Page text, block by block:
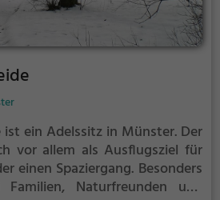
ist ein Adelssitz in Münster. Der
vor allem als Ausflugsziel für
einen Spaziergang. Besonders
Naturfreunden und